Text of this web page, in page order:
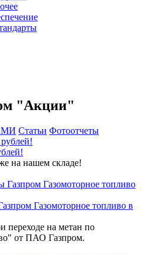
"Акции"
Статьи Фотоотчеты
на нашем складе!
Газомоторное топливо в
переходе на метан по
от ПАО Газпром.